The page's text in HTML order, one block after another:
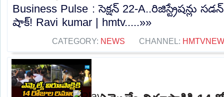
Business Pulse : సెక్షన్ 22-A..రిజిస్ట్రేషన్లు
షాక్! Ravi kumar | hmtv.....»»
CATEGORY: NEWS CHANNEL: